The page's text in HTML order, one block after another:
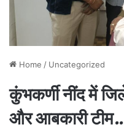
Home / Uncategorized
कुंभकर्णी नींद में
और आबकारी